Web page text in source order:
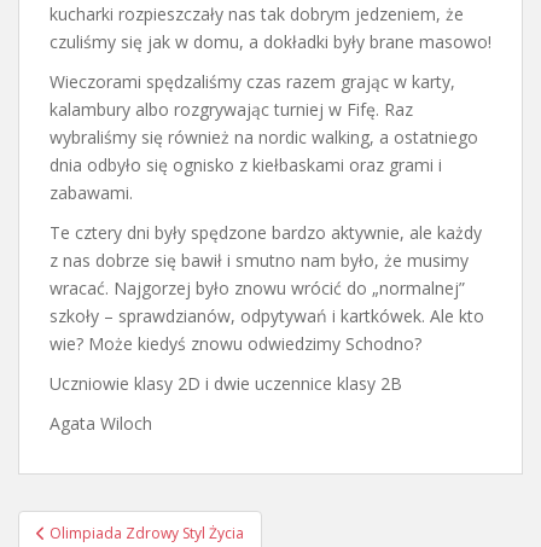
kucharki rozpieszczały nas tak dobrym jedzeniem, że
czuliśmy się jak w domu, a dokładki były brane masowo!
Wieczorami spędzaliśmy czas razem grając w karty,
kalambury albo rozgrywając turniej w Fifę. Raz
wybraliśmy się również na nordic walking, a ostatniego
dnia odbyło się ognisko z kiełbaskami oraz grami i
zabawami.
Te cztery dni były spędzone bardzo aktywnie, ale każdy
z nas dobrze się bawił i smutno nam było, że musimy
wracać. Najgorzej było znowu wrócić do „normalnej”
szkoły – sprawdzianów, odpytywań i kartkówek. Ale kto
wie? Może kiedyś znowu odwiedzimy Schodno?
Uczniowie klasy 2D i dwie uczennice klasy 2B
Agata Wiloch
Nawigacja
Olimpiada Zdrowy Styl Życia